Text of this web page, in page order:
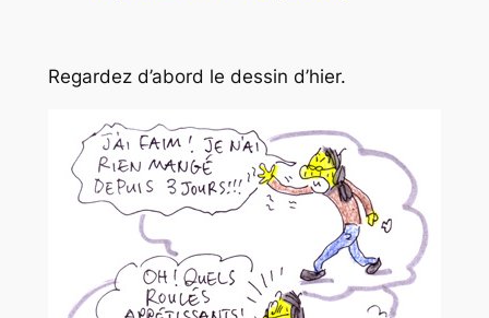
Regardez d’abord le dessin d’hier.